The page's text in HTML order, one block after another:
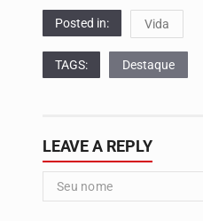
Posted in: Vida
TAGS: Destaque
LEAVE A REPLY